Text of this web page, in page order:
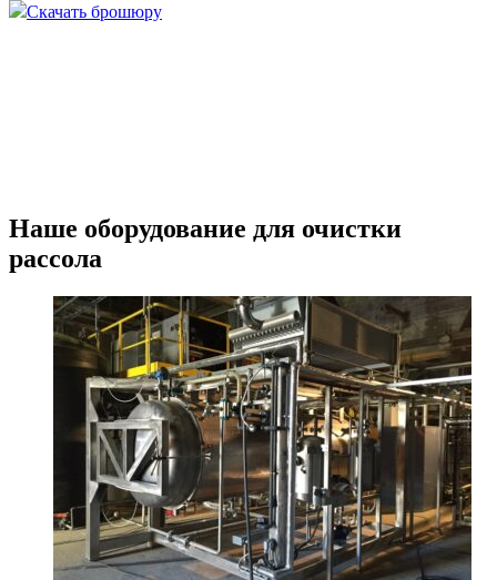
Скачать брошюру
Наше оборудование для очистки
рассола